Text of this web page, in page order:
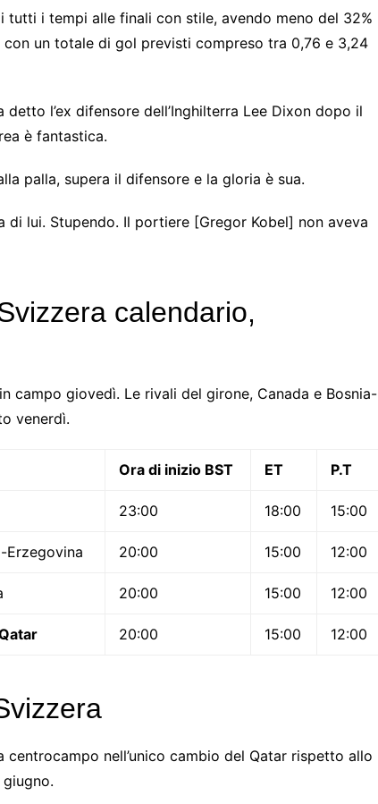
i tempi alle finali con stile, avendo meno del 32%
un totale di gol previsti compreso tra 0,76 e 3,24
l’ex difensore dell’Inghilterra Lee Dixon dopo il
è fantastica.
palla, supera il difensore e la gloria è sua.
di lui. Stupendo. Il portiere [Gregor Kobel] non aveva
calendario,
campo giovedì. Le rivali del girone, Canada e Bosnia-
venerdì.
Ora di inizio BST ET P.T
23:00 18:00 15:00
Erzegovina 20:00 15:00 12:00
20:00 15:00 12:00
20:00 15:00 12:00
nell’unico cambio del Qatar rispetto allo